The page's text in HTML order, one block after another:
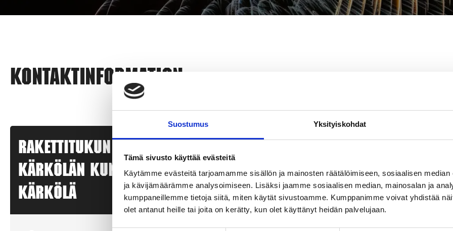
Suostumus Yksityiskohdat
Tämä sivusto käyttää evästeitä
Käytämme evästeitä tarjoamamme sisällön ja mainosten räätälöimiseen, sosiaalisen
ja kävijämäärämme analysoimiseen. Lisäksi jaamme sosiaalisen median, mainosalan ja
kumppaneillemme tietoja siitä, miten käytät sivustoamme. Kumppanimme voivat yhdistää
olet antanut heille tai joita on kerätty, kun olet käyttänyt heidän palvelujaan.
Kontaktinformation
Rakettitukun myyntipiste –
KÄRKÖLÄN KUNTOSALI – JÄRVELÄ,
KÄRKÖLÄ